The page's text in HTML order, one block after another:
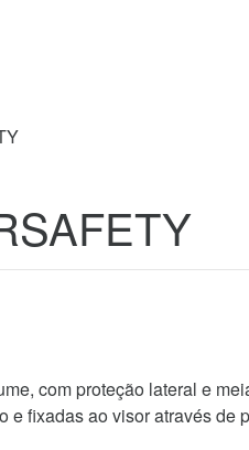
com proteção lateral e
fixadas ao visor através de